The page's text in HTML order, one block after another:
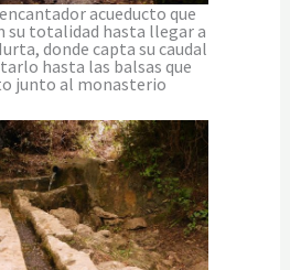
acueducto que
su totalidad hasta llegar a
donde capta su caudal
hasta las balsas que
junto al monasterio